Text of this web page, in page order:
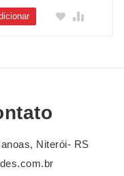
Niterói- RS